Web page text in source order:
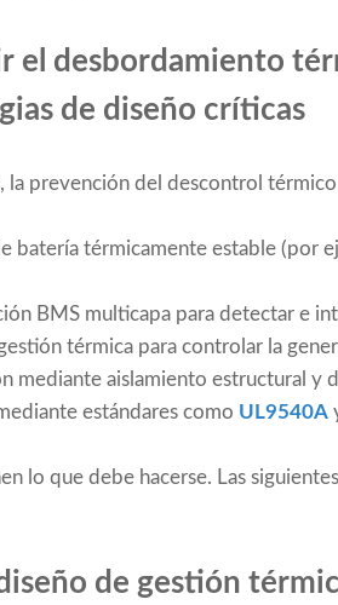
el desbordamiento
de diseño críticas
la prevención del descontrol
batería térmicamente estable (por
BMS multicapa para detectar e
térmica para controlar la
mediante aislamiento estructural y
estándares como UL9540A
lo que debe hacerse. Las
de gestión